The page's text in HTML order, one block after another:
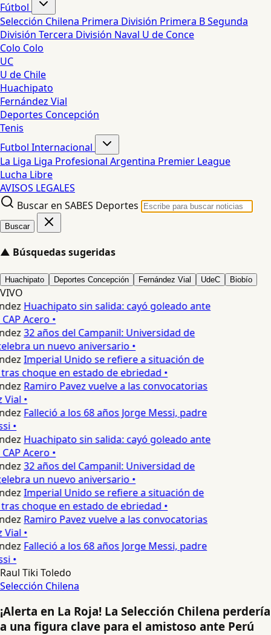
Fútbol
Selección Chilena Primera División Primera BSegunda
División Tercera División Naval U de Conce
Colo Colo
UC
U de Chile
Huachipato
Fernández Vial
Deportes Concepción
Tenis
Futbol Internacional
La Liga Liga Profesional Argentina Premier League
Lucha Libre
AVISOS LEGALES
Buscar en SABES Deportes
Buscar
▲ Búsquedas sugeridas
Huachipato Deportes Concepción Fernández Vial UdeC Biobío
VIVO
Huachipato sin salida: cayó goleado ante
Acero •
32 años del Campanil: Universidad de
un nuevo aniversario •
Imperial Unido se refiere a situación de
choque en estado de ebriedad •
Ramiro Pavez vuelve a las convocatorias
•
Falleció a los 68 años Jorge Messi, padre
•
Huachipato sin salida: cayó goleado ante
Acero •
32 años del Campanil: Universidad de
un nuevo aniversario •
Imperial Unido se refiere a situación de
choque en estado de ebriedad •
Ramiro Pavez vuelve a las convocatorias
•
Falleció a los 68 años Jorge Messi, padre
•
Raul Tiki Toledo
Selección Chilena
¡Alerta en La Roja! La Selección Chilena perdería
a una figura clave para el amistoso ante Perú